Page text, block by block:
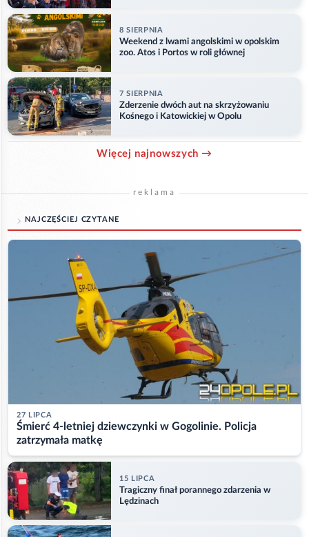
8 SIERPNIA
Weekend z lwami angolskimi w opolskim
zoo. Atos i Portos w roli głównej
7 SIERPNIA
Zderzenie dwóch aut na skrzyżowaniu
Kośnego i Katowickiej w Opolu
Więcej najnowszych →
reklama
NAJCZĘŚCIEJ CZYTANE
27 LIPCA
Śmierć 4-letniej dziewczynki w Gogolinie. Policja
zatrzymała matkę
15 LIPCA
Tragiczny finał porannego zdarzenia w
Lędzinach